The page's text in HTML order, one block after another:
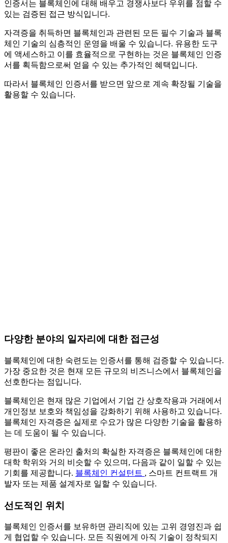
인증서는 블록체인에 대해 배우고 경쟁사보다 우위를 점할 수
있는 검증된 접근 방식입니다.
자격증을 취득하면 블록체인과 관련된 모든 필수 기술과 블록
체인 기술의 심층적인 운영을 배울 수 있습니다. 유용한 도구
에 액세스하고 이를 효율적으로 구현하는 것은 블록체인 인증
서를 획득함으로써 얻을 수 있는 추가적인 혜택입니다.
따라서 블록체인 인증서를 받으면 앞으로 계속 확장될 기술을
활용할 수 있습니다.
다양한 분야의 일자리에 대한 접근성
블록체인에 대한 숙련도는 인증서를 통해 검증할 수 있습니다.
가장 중요한 것은 현재 모든 규모의 비즈니스에서 블록체인을
선호한다는 점입니다.
블록체인은 현재 많은 기업에서 기업 간 상호작용과 거래에서
개인정보 보호와 책임성을 강화하기 위해 사용하고 있습니다.
블록체인 자격증은 실제로 수요가 많은 다양한 기술을 활용하
는 데 도움이 될 수 있습니다.
평판이 좋은 온라인 출처의 확실한 자격증은 블록체인에 대한
대학 학위와 거의 비슷할 수 있으며, 다음과 같이 일할 수 있는
기회를 제공합니다. 블록체인 컨설턴트 , 스마트 컨트랙트 개
발자 또는 제품 설계자로 일할 수 있습니다.
선도적인 위치
블록체인 인증서를 보유하면 관리직에 있는 고위 경영진과 쉽
게 협업할 수 있습니다. 모든 직원에게 아직 기술이 정착되지